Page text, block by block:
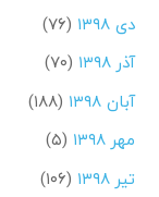
دی ۱۳۹۸
(۷۶)
آذر ۱۳۹۸
(۷۰)
آبان ۱۳۹۸
(۱۸۸)
مهر ۱۳۹۸
(۵)
تیر ۱۳۹۸
(۱۰۶)